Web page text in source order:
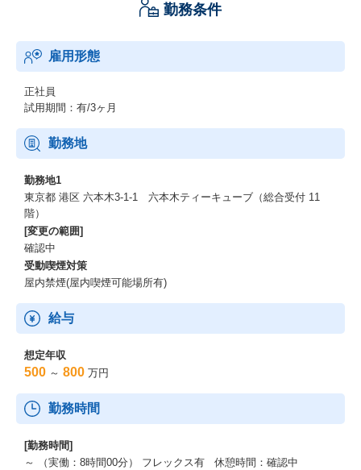
勤務条件
雇用形態
正社員
試用期間：有/3ヶ月
勤務地
勤務地1
東京都 港区 六本木3-1-1 六本木ティーキューブ（総合受付 11
階）
[変更の範囲]
確認中
受動喫煙対策
屋内禁煙(屋内喫煙可能場所有)
給与
想定年収
500 ～ 800 万円
勤務時間
[勤務時間]
～ （実働：8時間00分） フレックス有 休憩時間：確認中